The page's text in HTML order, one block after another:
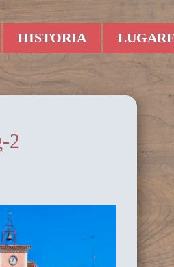
HISTORIA
2